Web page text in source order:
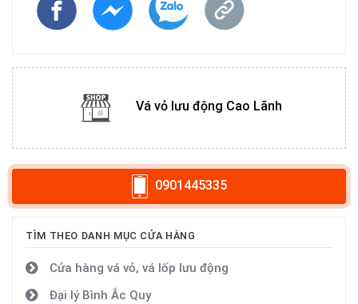
Vá vỏ lưu động Cao Lãnh
0901445335
TÌM THEO DANH MỤC CỬA HÀNG
Cửa hàng vá vỏ, vá lốp lưu động
Đại lý Bình Ắc Quy